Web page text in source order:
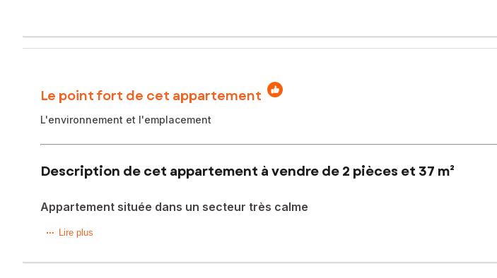
Le point fort de cet appartement
L'environnement et l'emplacement
Description de cet appartement à vendre de 2 pièces et 37 m²
Appartement située dans un secteur très calme
Situé dans la charmante commune de Lanton, cet appartement bénéficie d'un environnement
Lire plus